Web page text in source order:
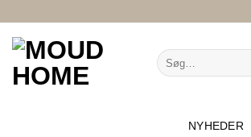
indhold
Søg
efter:
NYHEDER